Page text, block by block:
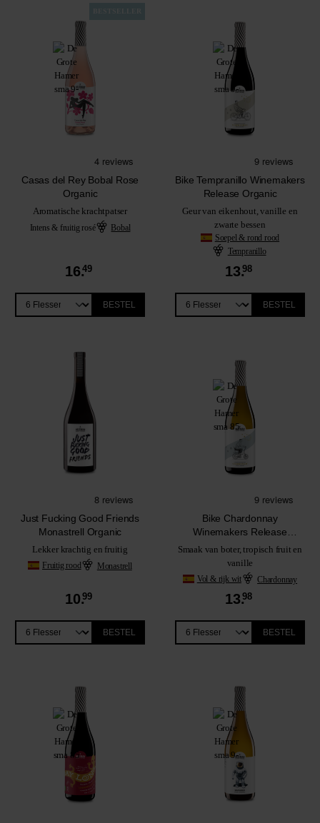
Casas del Rey Bobal Rose
Organic
Aromatische krachtpatser
Intens & fruitig rosé Bobal
16.49
BESTEL
Bike Tempranillo Winemakers
Release Organic
Geur van eikenhout, vanille en
zwarte bessen
Soepel & rond rood
Tempranillo
13.98
BESTEL
Just Fucking Good Friends
Monastrell Organic
Lekker krachtig en fruitig
Fruitig rood Monastrell
10.99
BESTEL
Bike Chardonnay
Winemakers Release
Organic
Smaak van boter, tropisch fruit en
vanille
Vol & rijk wit Chardonnay
13.98
BESTEL